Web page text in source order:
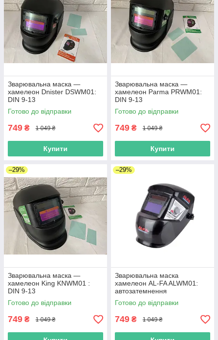
Зварювальна маска —
хамелеон Dnister DSWM01:
DIN 9-13
Готово до відправки
749 ₴ 1 049 ₴
Купити
Зварювальна маска —
хамелеон Parma PRWM01:
DIN 9-13
Готово до відправки
749 ₴ 1 049 ₴
Купити
–29%
Зварювальна маска —
хамелеон King KNWM01 :
DIN 9-13
Готово до відправки
749 ₴ 1 049 ₴
–29%
Зварювальна маска
хамелеон AL-FA ALWM01:
автозатемнення
Готово до відправки
749 ₴ 1 049 ₴